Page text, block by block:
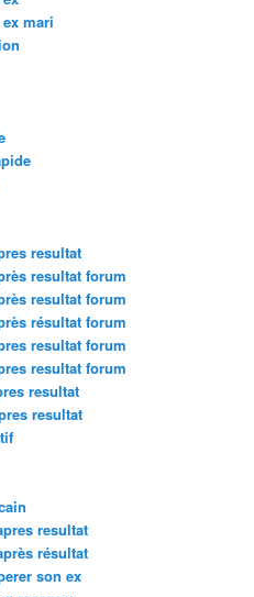
mari
resultat
resultat forum
resultat forum
résultat forum
resultat forum
resultat forum
resultat
resultat
resultat
résultat
son ex